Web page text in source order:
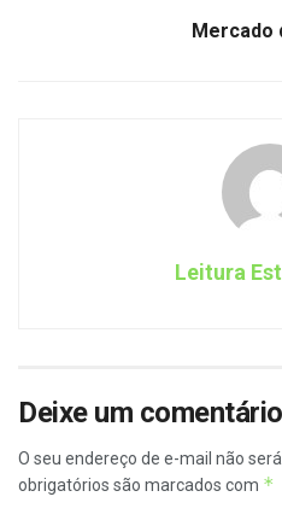
Mercado
Leitura
Deixe um comentário
O seu endereço de e-mail não
obrigatórios são marcados com *